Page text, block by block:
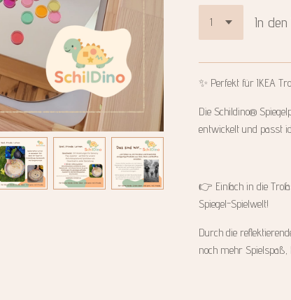
In
✨ Perfekt für IKEA
Die Schildino®
entwickelt und passt
👉 Einfach in die
Spiegel-Spielwelt!
Durch die
noch mehr